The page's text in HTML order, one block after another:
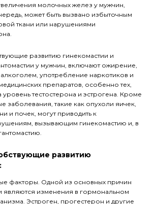
молочных желез у мужчин,
может быть вызвано избыточным
ткани или нарушениями
развитию гинекомастии и
у мужчин, включают ожирение,
употребление наркотиков и
препаратов, особенно тех,
тестостерона и эстрогена. Кроме
заболевания, такие как опухоли яичек,
и почек, могут приводить к
вызывающим гинекомастию и, в
развитию
факторы. Одной из основных причин
являются изменения в гормональном
Эстроген, прогестерон и другие